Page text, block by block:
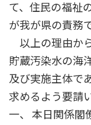
て、住民の福祉
が我が県の責務で
以上の理由か
貯蔵汚染水の海
及び実施主体で
求めるよう要請
一、 本日関係閣